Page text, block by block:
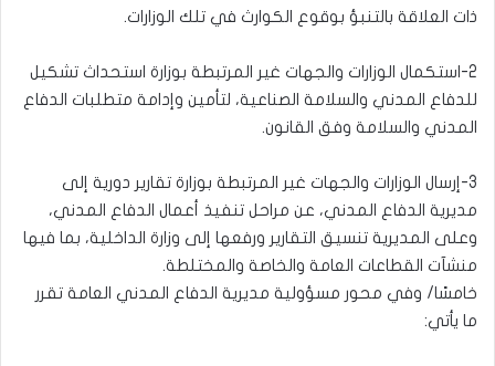
ذات العلاقة بالتنبؤ بوقوع الكوارث في تلك الوزارات.
2-استكمال الوزارات والجهات غير المرتبطة بوزارة استحداث تشكيل
للدفاع المدني والسلامة الصناعية، لتأمين وإدامة متطلبات الدفاع
المدني والسلامة وفق القانون.
3-إرسال الوزارات والجهات غير المرتبطة بوزارة تقارير دورية إلى
مديرية الدفاع المدني، عن مراحل تنفيذ أعمال الدفاع المدني،
وعلى المديرية تنسيق التقارير ورفعها إلى وزارة الداخلية، بما فيها
منشآت القطاعات العامة والخاصة والمختلطة.
خامسًا/ وفي محور مسؤولية مديرية الدفاع المدني العامة تقرر
ما يأتي: